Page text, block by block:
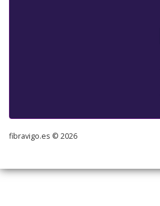
fibravigo.es © 2026